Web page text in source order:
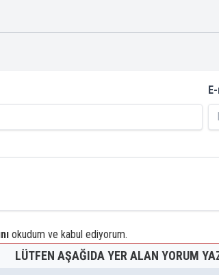
okudum ve kabul ediyorum.
LÜTFEN AŞAĞIDA YER ALAN YORUM